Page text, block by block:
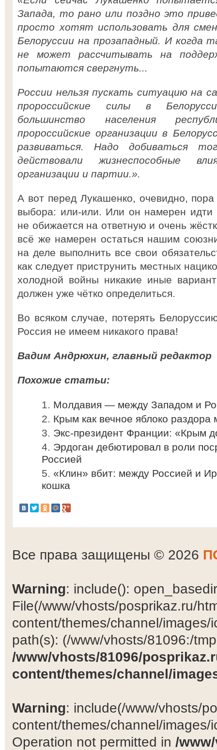
Запада, то рано или поздно это
просто хотят использовать для
Белоруссии на прозападный. И когда
не может рассчитывать на
попытаются свергнуть...
России нельзя пускать ситуацию на
пророссийские силы в
большинство населения
пророссийские организации в
развиваться. Надо добиваться
действовали жизнеспособные
организации и партии.».
А вот перед Лукашенко, очевидно, пора
выбора: или-или. Или он намерен
не обижается на ответную и очень
всё же намерен остаться нашим
на деле выполнить все свои
как следует приструнить местных
холодной войны никакие иные
должен уже чётко определиться.
Во всяком случае, потерять
Россия не имеем никакого права!
Вадим Андрюхин, главный редактор
Похожие статьи:
Молдавия — между Западом и
Крым как вечное яблоко
Экс-президент Франции: «Крым
Эрдоган дебютировал в роли
Россией
«Клин» вбит: между Россией и
кошка
Все права защищены © 2026
Warning: include():
File(/www/vhosts/posprikaz.ru/
content/themes/channel/
path(s): (/www/vhosts/81096:/
/www/vhosts/81096/
content/themes/channel/
Warning: include(/www/vhosts/
content/themes/channel/
Operation not permitted in /